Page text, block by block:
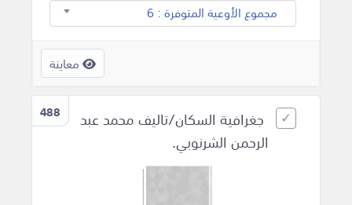
مجموع الأوعية المتوفرة : 6
معاينة
488
جغرافية السكان/تاليف محمد عبد
الرحمن الشرنوبي.